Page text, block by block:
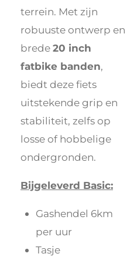
terrein. Met zijn
robuuste ontwerp en
brede20 inch
fatbike banden,
biedt deze fiets
uitstekende grip en
stabiliteit, zelfs op
losse of hobbelige
ondergronden.
Bijgeleverd Basic:
Gashendel 6km
per uur
Tasje